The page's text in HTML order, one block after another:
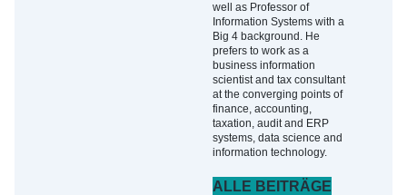
well as Professor of
Information Systems with a
Big 4 background. He
prefers to work as a
business information
scientist and tax consultant
at the converging points of
finance, accounting,
taxation, audit and ERP
systems, data science and
information technology.
ALLE BEITRÄGE